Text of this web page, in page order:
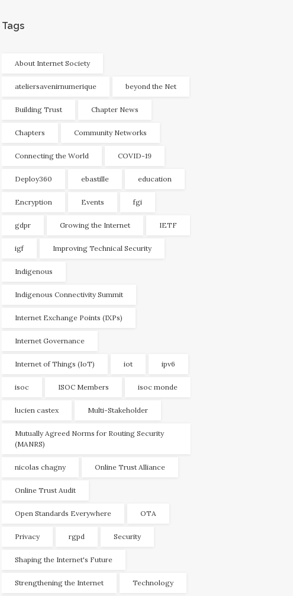
Tags
About Internet Society
ateliersavenirnumerique beyond the Net
Building Trust Chapter News
Chapters Community Networks
Connecting the World COVID-19
Deploy360 ebastille education
Encryption Events fgi
gdpr Growing the Internet IETF
igf Improving Technical Security
Indigenous
Indigenous Connectivity Summit
Internet Exchange Points (IXPs)
Internet Governance
Internet of Things (IoT) iot ipv6
isoc ISOC Members isoc monde
lucien castex Multi-Stakeholder
Mutually Agreed Norms for Routing Security
(MANRS)
nicolas chagny Online Trust Alliance
Online Trust Audit
Open Standards Everywhere OTA
Privacy rgpd Security
Shaping the Internet's Future
Strengthening the Internet Technology